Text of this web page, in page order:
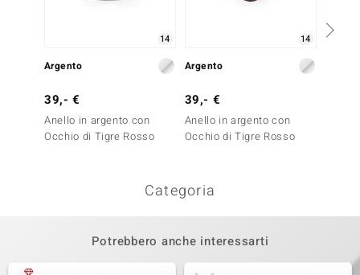
14
Argento
39,- €
Anello in argento con
Occhio di Tigre Rosso
14
Argento
39,- €
Anello in argento con
Occhio di Tigre Rosso
Categoria
Potrebbero anche interessarti